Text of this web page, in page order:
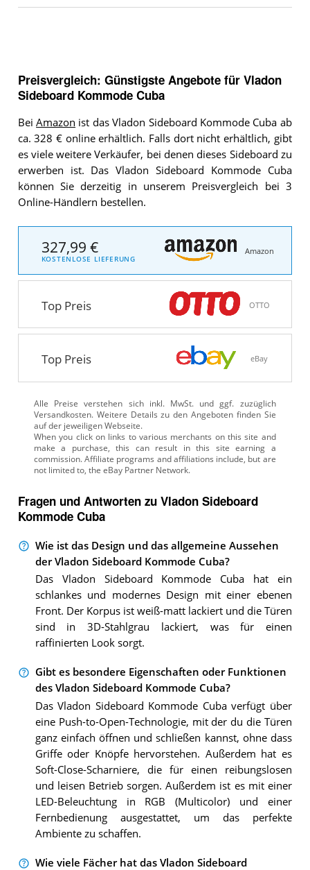
Preisvergleich: Günstigste Angebote für Vladon
Sideboard Kommode Cuba
BeiAmazon ist das Vladon Sideboard Kommode Cuba ab
ca. 328 € online erhältlich. Falls dort nicht erhältlich, gibt
es viele weitere Verkäufer, bei denen dieses Sideboard zu
erwerben ist. Das Vladon Sideboard Kommode Cuba
können Sie derzeitig in unserem Preisvergleich bei 3
Online-Händlern bestellen.
327,99 €
KOSTENLOSE LIEFERUNG
Amazon
Top Preis OTTO
Top Preis eBay
Alle Preise verstehen sich inkl. MwSt. und ggf. zuzüglich
Versandkosten. Weitere Details zu den Angeboten finden Sie
auf der jeweiligen Webseite.
Fragen und Antworten zu Vladon Sideboard
Kommode Cuba
Wie ist das Design und das allgemeine Aussehen
der Vladon Sideboard Kommode Cuba?
Das Vladon Sideboard Kommode Cuba hat ein
schlankes und modernes Design mit einer ebenen
Front. Der Korpus ist weiß-matt lackiert und die Türen
sind in 3D-Stahlgrau lackiert, was für einen
raffinierten Look sorgt.
Gibt es besondere Eigenschaften oder Funktionen
des Vladon Sideboard Kommode Cuba?
Das Vladon Sideboard Kommode Cuba verfügt über
eine Push-to-Open-Technologie, mit der du die Türen
ganz einfach öffnen und schließen kannst, ohne dass
Griffe oder Knöpfe hervorstehen. Außerdem hat es
Soft-Close-Scharniere, die für einen reibungslosen
und leisen Betrieb sorgen. Außerdem ist es mit einer
LED-Beleuchtung in RGB (Multicolor) und einer
Fernbedienung ausgestattet, um das perfekte
Ambiente zu schaffen.
Wie viele Fächer hat das Vladon Sideboard